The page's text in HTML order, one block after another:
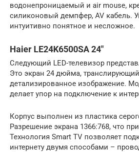
водонепроницаемый и air mouse,
силиконовый демпфер, AV кабель.
интуитивно понятное и несложное.
Haier LE24K6500SA 24″
Следующий LED-телевизор
Это экран 24 дюйма,
детализированное изображение.
делает упор на подключение к
Корпус выполнен из пластика
Разрешение экрана 1366:768, что
Технология Smart TV позволяет
интернету двумя способами –